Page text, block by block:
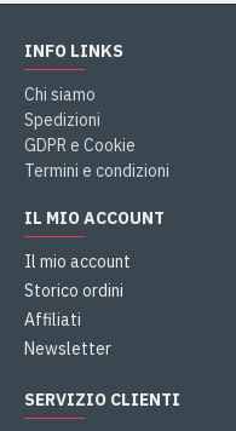
INFO LINKS
Chi siamo
Spedizioni
GDPR e Cookie
Termini e condizioni
IL MIO ACCOUNT
Il mio account
Storico ordini
Affiliati
Newsletter
SERVIZIO CLIENTI